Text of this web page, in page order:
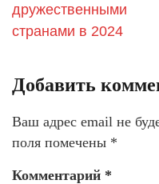
дружественными
странами в 2024
Добавить
Ваш адрес email не
поля помечены *
Комментарий *